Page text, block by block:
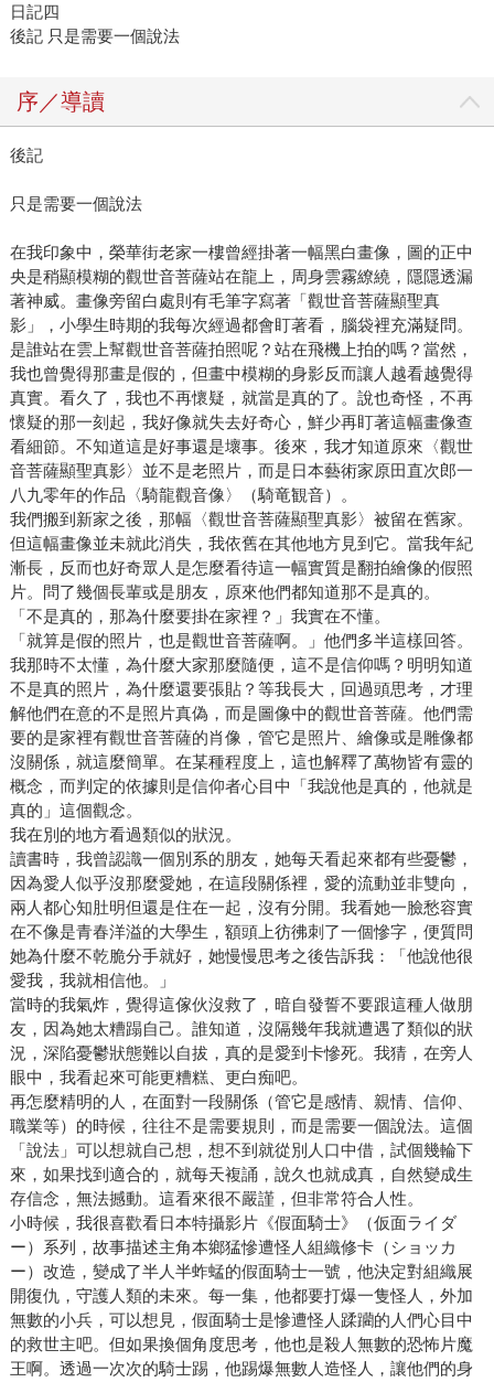
日記四
後記 只是需要一個說法
序／導讀
後記
只是需要一個說法
在我印象中，榮華街老家一樓曾經掛著一幅黑白畫像，圖的正中
央是稍顯模糊的觀世音菩薩站在龍上，周身雲霧繚繞，隱隱透漏
著神威。畫像旁留白處則有毛筆字寫著「觀世音菩薩顯聖真
影」，小學生時期的我每次經過都會盯著看，腦袋裡充滿疑問。
是誰站在雲上幫觀世音菩薩拍照呢？站在飛機上拍的嗎？當然，
我也曾覺得那畫是假的，但畫中模糊的身影反而讓人越看越覺得
真實。看久了，我也不再懷疑，就當是真的了。說也奇怪，不再
懷疑的那一刻起，我好像就失去好奇心，鮮少再盯著這幅畫像查
看細節。不知道這是好事還是壞事。後來，我才知道原來〈觀世
音菩薩顯聖真影〉並不是老照片，而是日本藝術家原田直次郎一
八九零年的作品〈騎龍觀音像〉（騎竜観音）。
我們搬到新家之後，那幅〈觀世音菩薩顯聖真影〉被留在舊家。
但這幅畫像並未就此消失，我依舊在其他地方見到它。當我年紀
漸長，反而也好奇眾人是怎麼看待這一幅實質是翻拍繪像的假照
片。問了幾個長輩或是朋友，原來他們都知道那不是真的。
「不是真的，那為什麼要掛在家裡？」我實在不懂。
「就算是假的照片，也是觀世音菩薩啊。」他們多半這樣回答。
我那時不太懂，為什麼大家那麼隨便，這不是信仰嗎？明明知道
不是真的照片，為什麼還要張貼？等我長大，回過頭思考，才理
解他們在意的不是照片真偽，而是圖像中的觀世音菩薩。他們需
要的是家裡有觀世音菩薩的肖像，管它是照片、繪像或是雕像都
沒關係，就這麼簡單。在某種程度上，這也解釋了萬物皆有靈的
概念，而判定的依據則是信仰者心目中「我說他是真的，他就是
真的」這個觀念。
我在別的地方看過類似的狀況。
讀書時，我曾認識一個別系的朋友，她每天看起來都有些憂鬱，
因為愛人似乎沒那麼愛她，在這段關係裡，愛的流動並非雙向，
兩人都心知肚明但還是住在一起，沒有分開。我看她一臉愁容實
在不像是青春洋溢的大學生，額頭上彷彿刺了一個慘字，便質問
她為什麼不乾脆分手就好，她慢慢思考之後告訴我：「他說他很
愛我，我就相信他。」
當時的我氣炸，覺得這傢伙沒救了，暗自發誓不要跟這種人做朋
友，因為她太糟蹋自己。誰知道，沒隔幾年我就遭遇了類似的狀
況，深陷憂鬱狀態難以自拔，真的是愛到卡慘死。我猜，在旁人
眼中，我看起來可能更糟糕、更白痴吧。
再怎麼精明的人，在面對一段關係（管它是感情、親情、信仰、
職業等）的時候，往往不是需要規則，而是需要一個說法。這個
「說法」可以想就自己想，想不到就從別人口中借，試個幾輪下
來，如果找到適合的，就每天複誦，說久也就成真，自然變成生
存信念，無法撼動。這看來很不嚴謹，但非常符合人性。
小時候，我很喜歡看日本特攝影片《假面騎士》（仮面ライダ
ー）系列，故事描述主角本鄉猛慘遭怪人組織修卡（ショッカ
ー）改造，變成了半人半蚱蜢的假面騎士一號，他決定對組織展
開復仇，守護人類的未來。每一集，他都要打爆一隻怪人，外加
無數的小兵，可以想見，假面騎士是慘遭怪人蹂躪的人們心目中
的救世主吧。但如果換個角度思考，他也是殺人無數的恐怖片魔
王啊。透過一次次的騎士踢，他踢爆無數人造怪人，讓他們的身